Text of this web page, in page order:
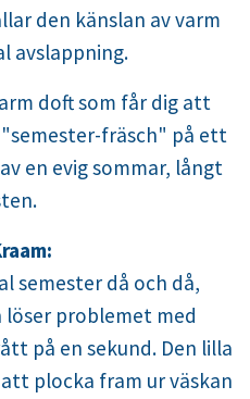
den känslan av varm
avslappning.
doft som får dig att
fräsch" på ett
en evig sommar, långt
semester då och då,
löser problemet med
på en sekund. Den lilla
plocka fram ur väskan